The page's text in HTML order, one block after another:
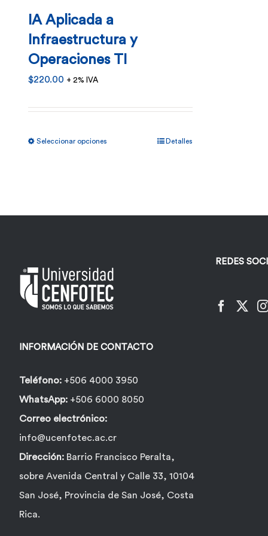
IA Aplicada a
Infraestructura y
Operaciones TI
$220.00 + 2% IVA
Seleccionar opciones
pueden
elegir
de
producto
Detalles
INFORMACIÓN DE CONTACTO
Teléfono: +506 4000 3950
WhatsApp: +506 6000 8050
Correo electrónico:
info@ucenfotec.ac.cr
Dirección: Barrio Francisco Peralta,
sobre Avenida Central y Calle 33, 10104
San José, Provincia de San José, Costa
Rica.
REDES